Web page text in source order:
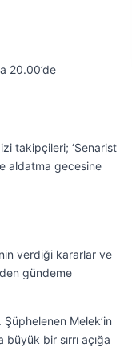
20.00’de
takipçileri; ‘Senarist
aldatma gecesine
verdiği kararlar ve
gündeme
Melek’in
bir sırrı açığa